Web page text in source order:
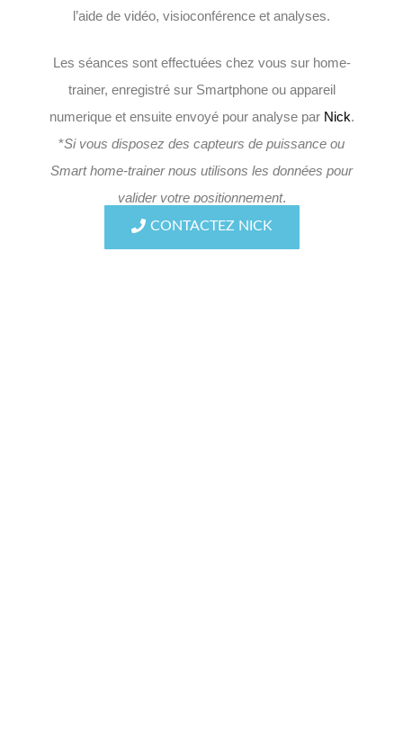
l’aide de vidéo, visioconférence et analyses.
Les séances sont effectuées chez vous sur home-
trainer, enregistré sur Smartphone ou appareil
numerique et ensuite envoyé pour analyse par Nick.
*Si vous disposez des capteurs de puissance ou
Smart home-trainer nous utilisons les données pour
valider votre positionnement.
CONTACTEZ NICK